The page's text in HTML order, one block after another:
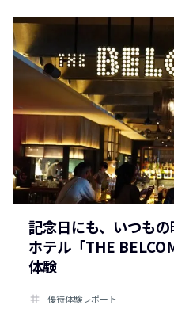
記念日にも、いつも
ホテル「THE
体験
tag
優待体験レポート